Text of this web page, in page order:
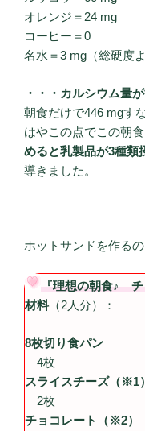
オレンジ＝24 mg
コーヒー＝0
名水＝3 mg（総硬度よ
・・・カルシウム量
朝食だけで446 mgす
はやこの点でこの朝
めると乳製品が3種類
導きました。
ホットサンドを作るの
『理想の朝食♪ チ
材料（2人分）：
8枚切り食パン
4枚
スライスチーズ（※1）
2枚
チョコレート（※2）